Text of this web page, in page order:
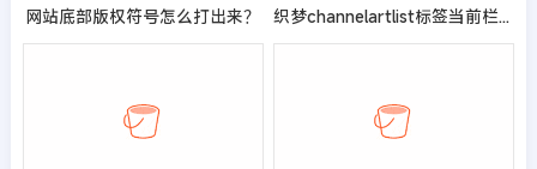
网站底部版权符号怎么打出来？ 织梦channelartlist标签当前栏目高亮，实现自动加载当前栏目CSS样式